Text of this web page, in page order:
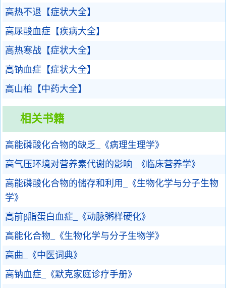
高热不退【症状大全】
高尿酸血症【疾病大全】
高热寒战【症状大全】
高钠血症【症状大全】
高山柏【中药大全】
相关书籍
高能磷酸化合物的缺乏_《病理生理学》
高气压环境对营养素代谢的影响_《临床营养学》
高能磷酸化合物的储存和利用_《生物化学与分子生物
学》
高前β脂蛋白血症_《动脉粥样硬化》
高能化合物_《生物化学与分子生物学》
高曲_《中医词典》
高钠血症_《默克家庭诊疗手册》